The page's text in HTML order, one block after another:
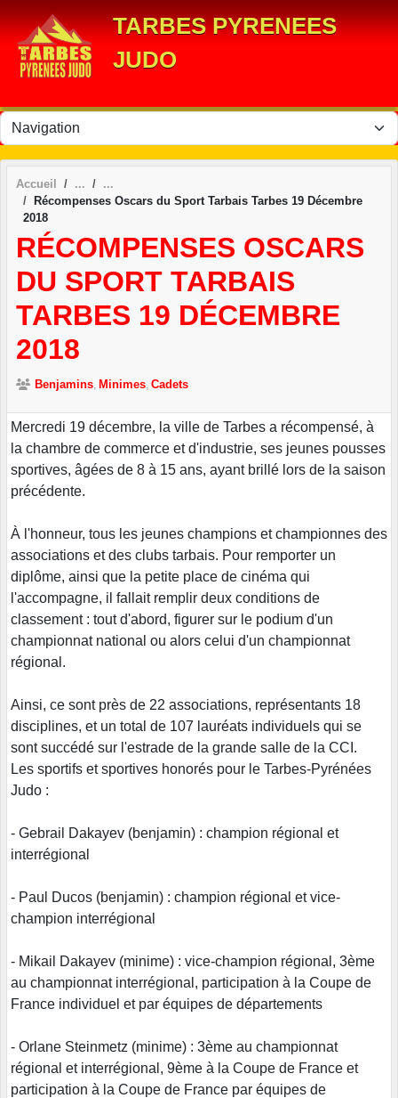
TARBES PYRENEES
JUDO
Accueil
Récompenses Oscars du Sport Tarbais Tarbes 19 Décembre
2018
RÉCOMPENSES OSCARS
DU SPORT TARBAIS
TARBES 19 DÉCEMBRE
2018
Benjamins Minimes Cadets
Mercredi 19 décembre, la ville de Tarbes a récompensé, à
la chambre de commerce et d'industrie, ses jeunes pousses
sportives, âgées de 8 à 15 ans, ayant brillé lors de la saison
précédente.
À l'honneur, tous les jeunes champions et championnes des
associations et des clubs tarbais. Pour remporter un
diplôme, ainsi que la petite place de cinéma qui
l'accompagne, il fallait remplir deux conditions de
classement : tout d'abord, figurer sur le podium d'un
championnat national ou alors celui d'un championnat
régional.
Ainsi, ce sont près de 22 associations, représentants 18
disciplines, et un total de 107 lauréats individuels qui se
sont succédé sur l'estrade de la grande salle de la CCI.
Les sportifs et sportives honorés pour le Tarbes-Pyrénées
Judo :
- Gebrail Dakayev (benjamin) : champion régional et
interrégional
- Paul Ducos (benjamin) : champion régional et vice-
champion interrégional
- Mikail Dakayev (minime) : vice-champion régional, 3ème
au championnat interrégional, participation à la Coupe de
France individuel et par équipes de départements
- Orlane Steinmetz (minime) : 3ème au championnat
régional et interrégional, 9ème à la Coupe de France et
participation à la Coupe de France par équipes de
Panneau de gestion des cookies